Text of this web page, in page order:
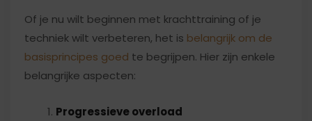
Of je nu wilt beginnen met krachttraining of je
techniek wilt verbeteren, het is belangrijk om de
basisprincipes goed te begrijpen. Hier zijn enkele
belangrijke aspecten:
Progressieve overload